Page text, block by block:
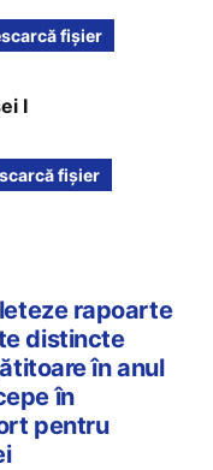
fișier
I
fișier
rapoarte
distincte
în anul
în
pentru